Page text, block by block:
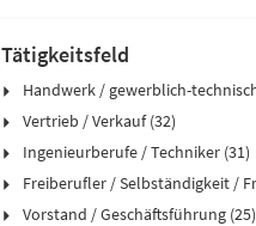
Tätigkeitsfeld
Vertrieb / Verkauf (32)
Ingenieurberufe / Techniker (31)
Vorstand / Geschäftsführung (25)